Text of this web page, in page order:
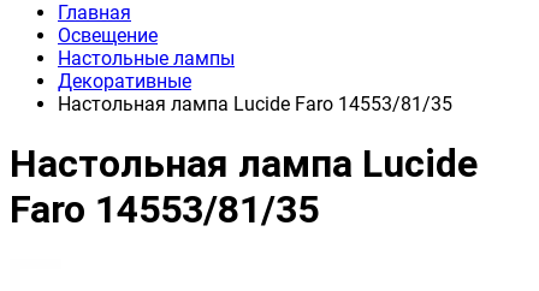
Главная
Освещение
Настольные лампы
Декоративные
Настольная лампа Lucide Faro 14553/81/35
Настольная лампа Lucide
Faro 14553/81/35